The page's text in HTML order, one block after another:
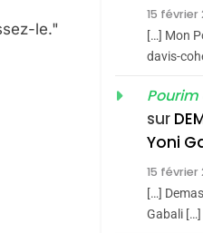
le."
2
15 février
[…] Mon
davis-
Pourim
sur
Yoni
15 février
[…]
Gabali […]